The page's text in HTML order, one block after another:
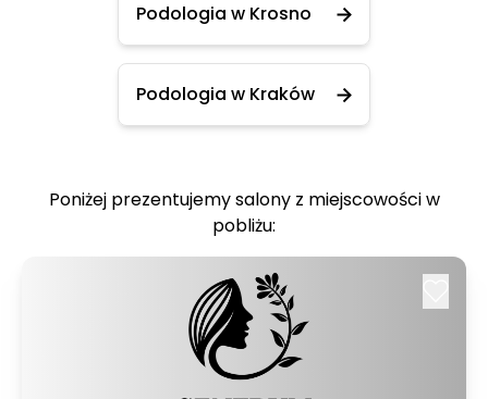
Podologia w Krosno
Podologia w Kraków
Poniżej prezentujemy salony z miejscowości w
pobliżu: